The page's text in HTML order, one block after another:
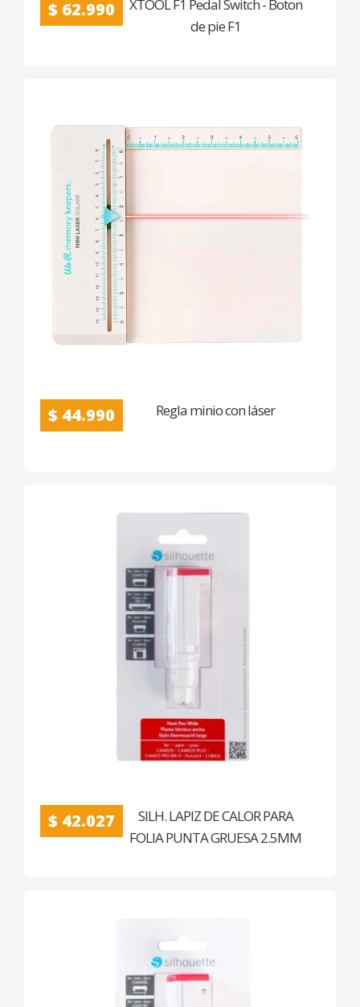
$ 62.990
XTOOL F1 Pedal Switch - Boton
de pie F1
$ 44.990 Regla minio con láser
$ 42.027
SILH. LAPIZ DE CALOR PARA
FOLIA PUNTA GRUESA 2.5MM